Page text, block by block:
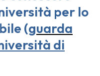
per lo
(guarda
di